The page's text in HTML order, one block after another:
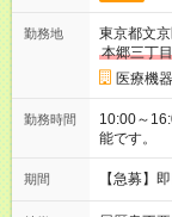
勤務地
東京都文
本郷三丁
医療機
勤務時間
10:00～
能です。
期間 【急募】